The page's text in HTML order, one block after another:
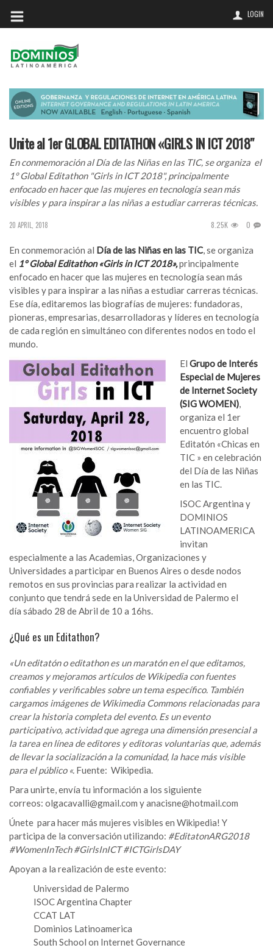
LOGIN
Unite al 1er GLOBAL EDITATHON «GIRLS IN ICT 2018″
En conmemoración al Día de las Niñas en las TIC, se organiza el
1° Global Editathon "Girls in ICT 2018", principalmente
enfocado en hacer que las mujeres en tecnología sean más
visibles y para inspirar a las niñas a estudiar carreras técnicas.
20 APRIL, 2018 8.25K 0
En conmemoración al Día de las Niñas en las TIC, se organiza
el 1° Global Editathon «Girls in ICT 2018»,principalmente
enfocado en hacer que las mujeres en tecnología sean más
visibles y para inspirar a las niñas a estudiar carreras técnicas.
Ese día, editaremos las biografías de mujeres: fundadoras,
pioneras, empresarias, desarrolladoras y líderes en tecnología
de cada región en simultáneo con diferentes nodos en todo el
mundo.
El Grupo de Interés
Especial de Mujeres
de Internet Society
(SIG WOMEN),
organiza el 1er
encuentro global
Editatón «Chicas en
TIC » en celebración
del Día de las Niñas
en las TIC.
ISOC Argentina y
DOMINIOS
LATINOAMERICA
invitan
especialmente a las Academias, Organizaciones y
Universidades a participar en Buenos Aires o desde nodos
remotos en sus provincias para realizar la actividad en
conjunto que tendrá sede en la Universidad de Palermo el
día sábado 28 de Abril de 10 a 16hs.
¿Qué es un Editathon?
«Un editatón o editathon es un maratón en el que editamos,
creamos y mejoramos artículos de Wikipedia con fuentes
confiables y verificables sobre un tema específico. También
cargamos imágenes de Wikimedia Commons relacionadas para
crear la historia completa del evento. Es un evento
participativo, actividad que agrega una dimensión presencial a
la tarea en línea de editores y editoras voluntarias que, además
de llevar la socialización a la comunidad, la hace más visible
para el público «. Fuente: Wikipedia.
Para unirte, envía tu información a los siguiente
correos: olgacavalli@gmail.com y anacisne@hotmail.com
Únete para hacer más mujeres visibles en Wikipedia! Y
participa de la conversación utilizando: #EditatonARG2018
#WomenInTech #GirlsInICT #ICTGirlsDAY
Apoyan a la realización de este evento:
Universidad de Palermo
ISOC Argentina Chapter
CCAT LAT
Dominios Latinoamerica
South School on Internet Governance